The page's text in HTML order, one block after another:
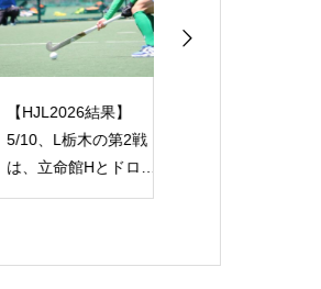
結果】
、L栃木の第2戦
立命館Hとドロ
SO戦で敗れ、福